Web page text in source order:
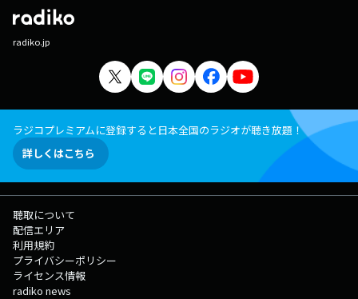
radiko.jp
ラジコプレミアムに登録すると日本全国のラジオが聴き放題！
詳しくはこちら
聴取について
配信エリア
利用規約
プライバシーポリシー
ライセンス情報
radiko news